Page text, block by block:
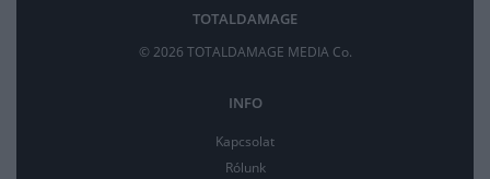
TOTALDAMAGE
© 2026 TOTALDAMAGE MEDIA Co.
INFO
Kapcsolat
Rólunk